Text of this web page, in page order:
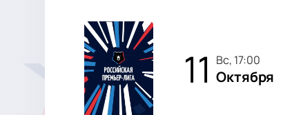
11 вс, 17:00
Октября